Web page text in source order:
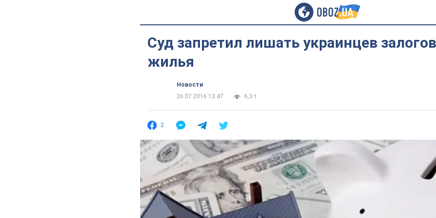
Суд запретил лишать украинцев
жилья
Новости
26.07.2016 13:47
6,3 т.
2